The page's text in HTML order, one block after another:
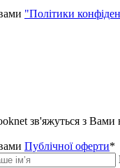
"Політики
зв'яжуться з
Публічної оферти*